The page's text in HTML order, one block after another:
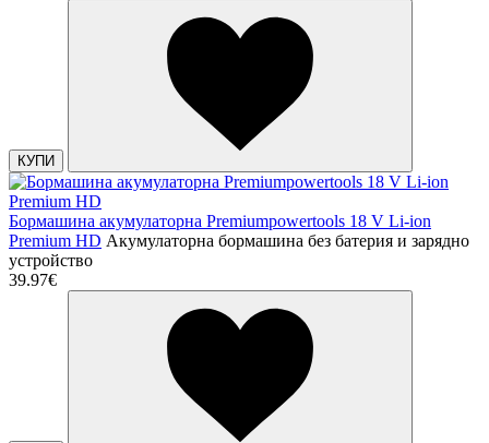
КУПИ
Бормашина акумулаторна Premiumpowertools 18 V Li-ion
Premium HD Акумулаторна бормашина без батерия и зарядно
устройство
39.97€